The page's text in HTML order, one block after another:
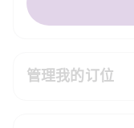
管理我的订位